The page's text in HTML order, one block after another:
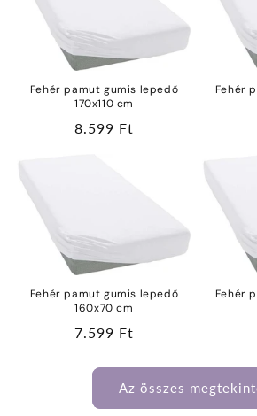
Fehér pamut gumis lepedő
170x110 cm
Normál
8.599 Ft
Fehér
Fehér pamut gumis lepedő
160x70 cm
Normál
7.599 Ft
Fehér
Az összes